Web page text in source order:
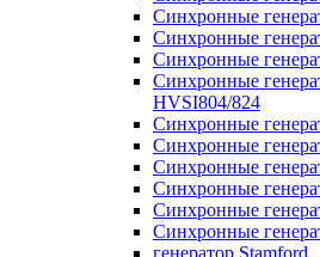
Синхронные
Синхронные
Синхронные
Синхронные
HVSI804/824
Синхронные
Синхронные
Синхронные
Синхронные
Синхронные
Синхронные
генератор Stamford